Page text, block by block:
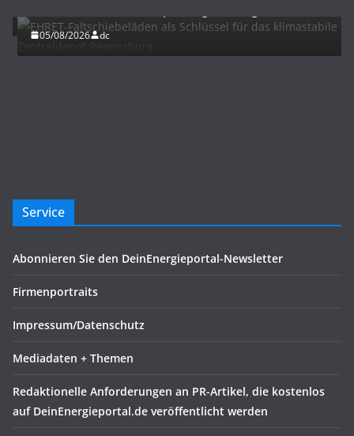
05/08/2026 dc
Service
Abonnieren Sie den DeinEnergieportal-Newsletter
Firmenportraits
Impressum/Datenschutz
Mediadaten + Themen
Redaktionelle Anforderungen an PR-Artikel, die kostenlos
auf DeinEnergieportal.de veröffentlicht werden